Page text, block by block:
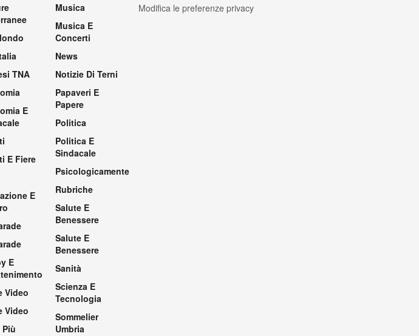
TNA
E
E Fiere
E
E
Video
Video
Più
Musica
Musica E
Concerti
News
Notizie Di Terni
Papaveri E
Papere
Politica
Politica E
Sindacale
Psicologicamente
Rubriche
Salute E
Benessere
Salute E
Benessere
Sanità
Scienza E
Tecnologia
Sommelier
Umbria
Modifica le preferenze privacy